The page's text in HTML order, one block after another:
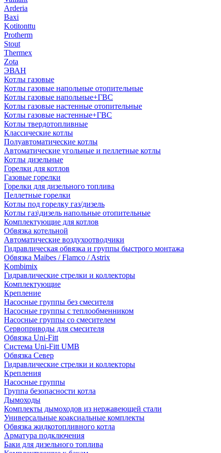
Arderia
Baxi
Kotitonttu
Protherm
Stout
Thermex
Zota
ЭВАН
Котлы газовые
Котлы газовые напольные отопительные
Котлы газовые напольные+ГВС
Котлы газовые настенные отопительные
Котлы газовые настенные+ГВС
Котлы твердотопливные
Классические котлы
Полуавтоматические котлы
Автоматические угольные и пеллетные котлы
Котлы дизельные
Горелки для котлов
Газовые горелки
Горелки для дизельного топлива
Пеллетные горелки
Котлы под горелку газ/дизель
Котлы газ\дизель напольные отопительные
Комплектующие для котлов
Обвязка котельной
Автоматические воздухоотводчики
Гидравлическая обвязка и группы быстрого монтажа
Обвязка Maibes / Flamco / Astrix
Kombimix
Гидравлические стрелки и коллекторы
Комплектующие
Крепление
Насосные группы без смесителя
Насосные группы с теплообменником
Насосные группы со смесителем
Сервоприводы для смесителя
Обвязка Uni-Fitt
Система Uni-Fitt UMB
Обвязка Север
Гидравлические стрелки и коллекторы
Крепления
Насосные группы
Группа безопасности котла
Дымоходы
Комплекты дымоходов из нержавеющей стали
Универсальные коаксиальные комплекты
Обвязка жидкотопливного котла
Арматура подключения
Баки для дизельного топлива